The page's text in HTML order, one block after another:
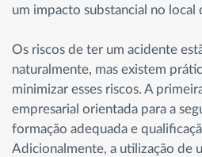
um impacto substancial no local
Os riscos de ter um acidente
naturalmente, mas existem
minimizar esses riscos. A
empresarial orientada para a
formação adequada e
Adicionalmente, a utilização de